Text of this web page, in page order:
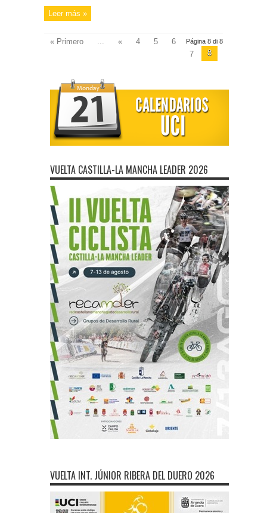
Leer más »
Página 8 di 8
« Primero ... « 4 5
6
7
8
VUELTA CASTILLA-LA MANCHA LEADER 2026
VUELTA INT. JÚNIOR RIBERA DEL DUERO 2026